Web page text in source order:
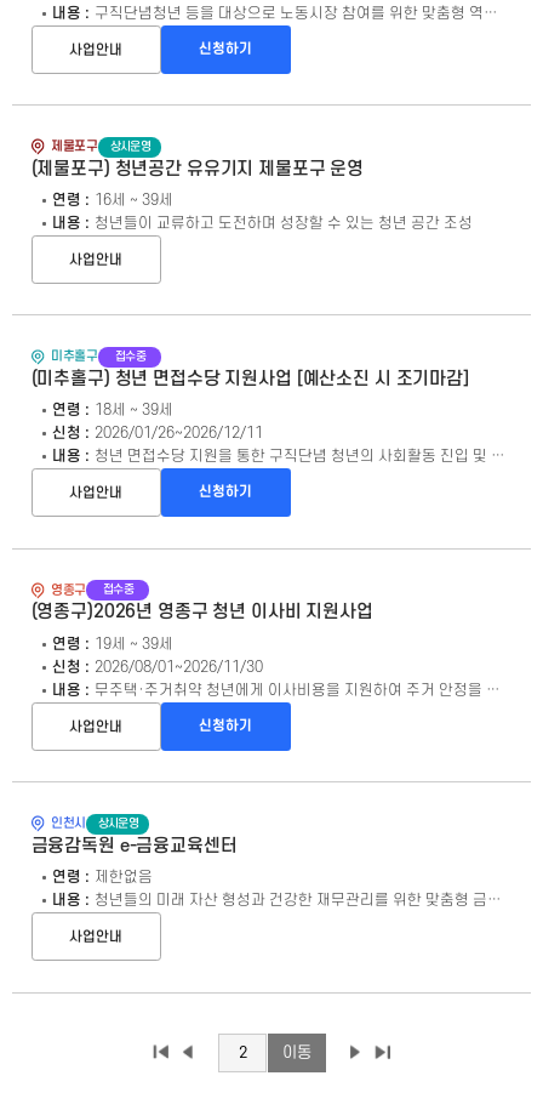
내용 :
구직단념청년 등을 대상으로 노동시장 참여를 위한 맞춤형 역량강화 프로그램 제공
사업안내 신청하기
제물포구 상시운영
(제물포구) 청년공간 유유기지 제물포구 운영
연령 : 16세 ~ 39세
내용 : 청년들이 교류하고 도전하며 성장할 수 있는 청년 공간 조성
사업안내
미추홀구 접수중
(미추홀구) 청년 면접수당 지원사업 [예산소진 시 조기마감]
연령 : 18세 ~ 39세
신청 : 2026/01/26~2026/12/11
내용 :
청년 면접수당 지원을 통한 구직단념 청년의 사회활동 진입 및 구직활동 활성화
사업안내 신청하기
영종구 접수중
(영종구)2026년 영종구 청년 이사비 지원사업
연령 : 19세 ~ 39세
신청 : 2026/08/01~2026/11/30
내용 :
무주택·주거취약 청년에게 이사비용을 지원하여 주거 안정을 도모하고 영종구 청년의 지역정착을 촉진
사업안내 신청하기
인천시 상시운영
금융감독원 e-금융교육센터
연령 : 제한없음
내용 :
청년들의 미래 자산 형성과 건강한 재무관리를 위한 맞춤형 금융교육 제공
사업안내